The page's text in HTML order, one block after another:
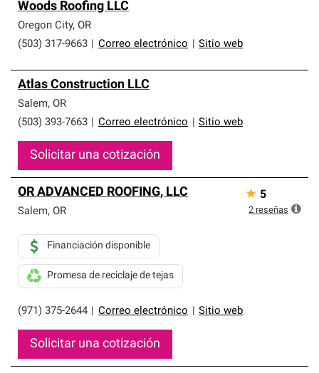
Woods Roofing LLC
Oregon City, OR
(503) 317-9663
Correo electrónico Sitio web
Atlas Construction LLC
Salem, OR
(503) 393-7663
Correo electrónico Sitio web
Solicitar una cotización
OR ADVANCED ROOFING, LLC
Salem, OR
(971) 375-2644 Correo electrónico Sitio web
Financiación disponible
Promesa de reciclaje de tejas
Solicitar una cotización
★ 5
2 reseñas